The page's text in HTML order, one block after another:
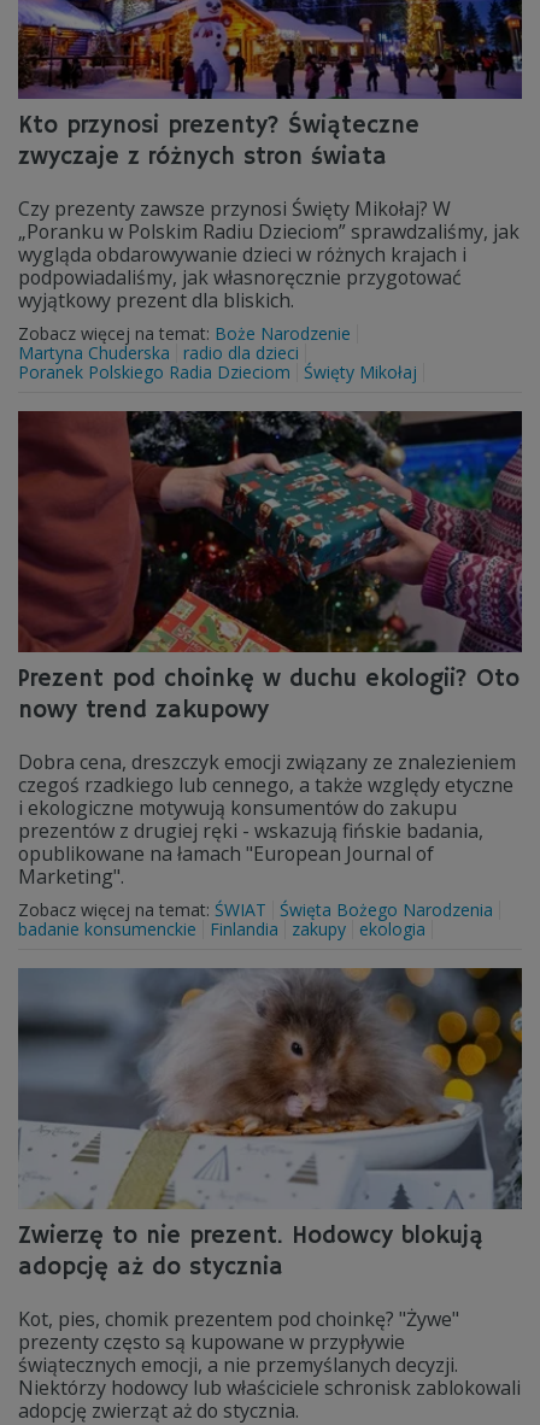
Kto przynosi prezenty? Świąteczne
zwyczaje z różnych stron świata
Czy prezenty zawsze przynosi Święty Mikołaj? W
„Poranku w Polskim Radiu Dzieciom” sprawdzaliśmy, jak
wygląda obdarowywanie dzieci w różnych krajach i
podpowiadaliśmy, jak własnoręcznie przygotować
wyjątkowy prezent dla bliskich.
Zobacz więcej na temat: Boże Narodzenie
Martyna Chuderska
radio dla dzieci
Poranek Polskiego Radia Dzieciom
Święty Mikołaj
Prezent pod choinkę w duchu ekologii? Oto
nowy trend zakupowy
Dobra cena, dreszczyk emocji związany ze znalezieniem
czegoś rzadkiego lub cennego, a także względy etyczne
i ekologiczne motywują konsumentów do zakupu
prezentów z drugiej ręki - wskazują fińskie badania,
opublikowane na łamach "European Journal of
Marketing".
Zobacz więcej na temat: ŚWIAT
Święta Bożego Narodzenia
badanie konsumenckie
Finlandia zakupy ekologia
Zwierzę to nie prezent. Hodowcy blokują
adopcję aż do stycznia
Kot, pies, chomik prezentem pod choinkę? "Żywe"
prezenty często są kupowane w przypływie
świątecznych emocji, a nie przemyślanych decyzji.
Niektórzy hodowcy lub właściciele schronisk zablokowali
adopcję zwierząt aż do stycznia.